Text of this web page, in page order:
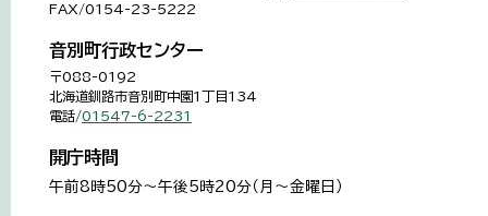
FAX/0154-23-5222
音別町行政センター
〒088-0192
北海道釧路市音別町中園1丁目134
電話/01547-6-2231
開庁時間
午前8時50分～午後5時20分（月～金曜日）